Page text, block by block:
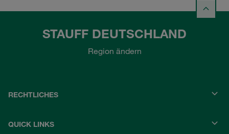
STAUFF DEUTSCHLAND
Region ändern
RECHTLICHES
QUICK LINKS